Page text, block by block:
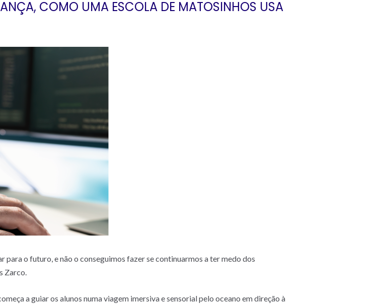
COMO UMA ESCOLA DE MATOSINHOS USA
para o futuro, e não o conseguimos fazer se continuarmos a ter medo dos
Zarco.
a guiar os alunos numa viagem imersiva e sensorial pelo oceano em direção à